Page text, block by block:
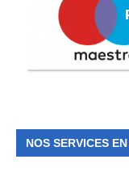
NOS SERVICES